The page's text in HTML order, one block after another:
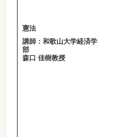
憲法
講師：和歌山大学経済学
部
森口 佳樹教授